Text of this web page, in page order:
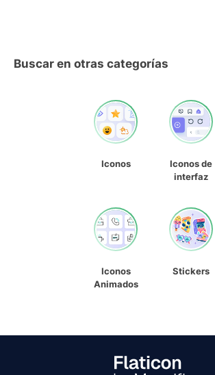
Buscar en otras categorías
Iconos
Iconos de
interfaz
Iconos
Animados
Stickers